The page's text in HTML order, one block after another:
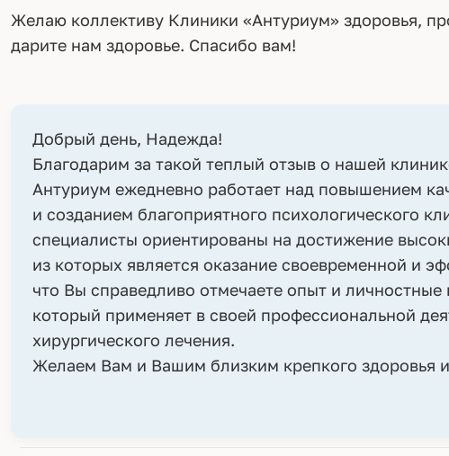
Желаю коллективу Клиники «Антуриум» здоровья,
дарите нам здоровье. Спасибо вам!
Добрый день, Надежда!
Благодарим за такой теплый отзыв о нашей
Антуриум ежедневно работает над повышением
и созданием благоприятного психологического
специалисты ориентированы на достижение
из которых является оказание своевременной и
что Вы справедливо отмечаете опыт и личностные
который применяет в своей профессиональной
хирургического лечения.
Желаем Вам и Вашим близким крепкого здоровья